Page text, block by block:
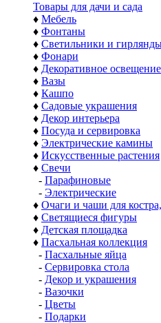
Товары для дачи и сада
♦ Мебель
♦ Фонтаны
♦ Светильники и
♦ Фонари
♦ Декоративное освещение
♦ Вазы
♦ Кашпо
♦ Садовые украшения
♦ Декор интерьера
♦ Посуда и сервировка
♦ Электрические камины
♦ Искусственные растения
♦ Свечи
- Парафиновые
- Электрические
♦ Очаги и чаши для
♦ Светящиеся фигуры
♦ Детская площадка
♦ Пасхальная коллекция
- Пасхальные яйца
- Сервировка стола
- Декор и украшения
- Вазочки
- Цветы
- Подарки